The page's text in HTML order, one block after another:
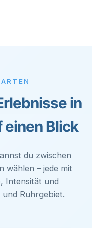
in
einen Blick
du zwischen
wählen – jede mit
Intensität und
und Ruhrgebiet.